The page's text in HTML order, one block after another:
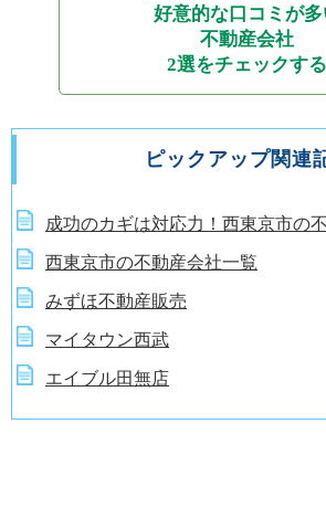
好意的な口コミが
不動産会社
2選をチェックする
ピックアップ関連
成功のカギは対応力！西東京市の
西東京市の不動産会社一覧
みずほ不動産販売
マイタウン西武
エイブル田無店